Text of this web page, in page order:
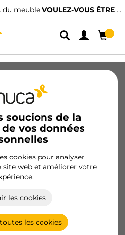
du meuble VOULEZ-VOUS ÊTRE CLIENT ?
soucions de la
vos données
cookies pour analyser
site web et améliorer votre
les cookies
les cookies
Alumount
Gris antracite
essentiels
client